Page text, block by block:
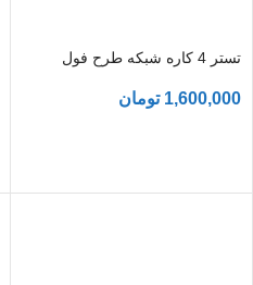
تستر 4 کاره شبکه طرح فول
1,600,000 تومان